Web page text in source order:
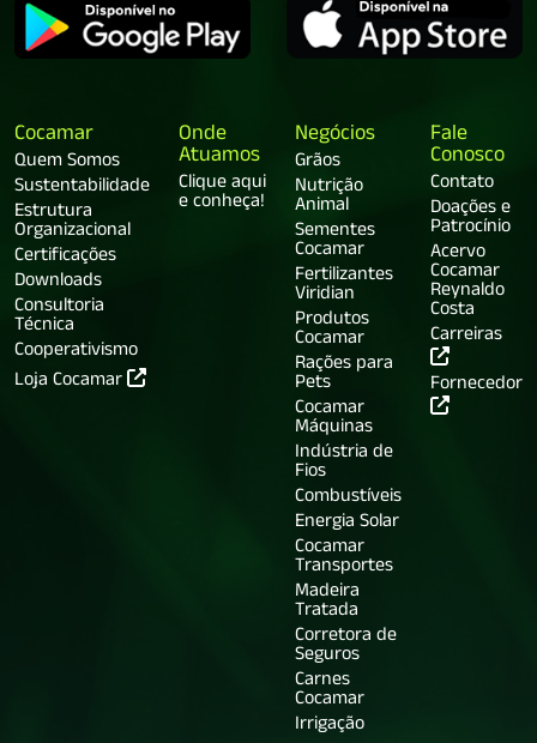
Cocamar
Quem Somos
Sustentabilidade
Estrutura
Organizacional
Certificações
Downloads
Consultoria
Técnica
Cooperativismo
Loja Cocamar
Onde
Atuamos
Clique aqui
e conheça!
Negócios
Grãos
Nutrição
Animal
Sementes
Cocamar
Fertilizantes
Viridian
Produtos
Cocamar
Rações para
Pets
Cocamar
Máquinas
Indústria de
Fios
Combustíveis
Energia Solar
Cocamar
Transportes
Madeira
Tratada
Corretora de
Seguros
Carnes
Cocamar
Irrigação
Fale
Conosco
Contato
Doações e
Patrocínio
Acervo
Cocamar
Reynaldo
Costa
Carreiras
Fornecedor